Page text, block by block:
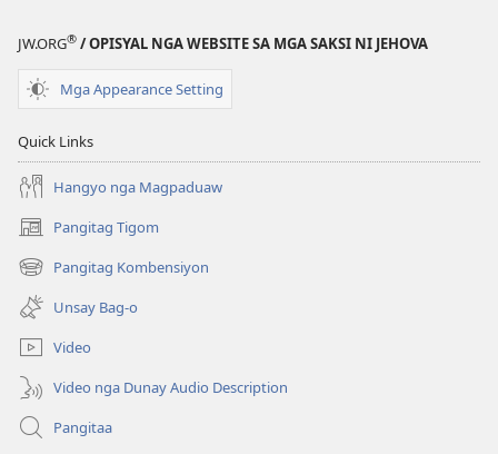
JW.ORG® / OPISYAL NGA WEBSITE SA MGA SAKSI NI JEHOVA
Mga Appearance Setting
Quick Links
Hangyo nga Magpaduaw
Pangitag Tigom
(mo-
open
ug
bag-
ong
window)
Pangitag Kombensiyon
(mo-
open
ug
bag-
ong
window)
Unsay Bag-o
Video
Video nga Dunay Audio Description
Pangitaa